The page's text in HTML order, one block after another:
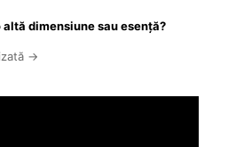
dimensiune sau esență?
→